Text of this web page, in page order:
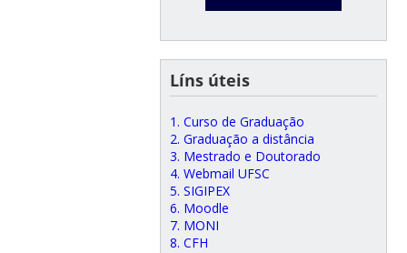
Líns úteis
1. Curso de Graduação
2. Graduação a distância
3. Mestrado e Doutorado
4. Webmail UFSC
5. SIGIPEX
6. Moodle
7. MONI
8. CFH